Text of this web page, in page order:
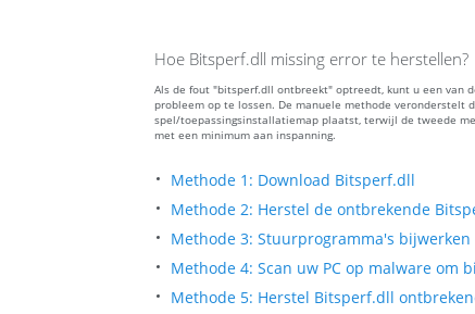
Hoe Bitsperf.dll missing error te herstellen?
Als de fout "bitsperf.dll ontbreekt" optreedt, kunt u een van
probleem op te lossen. De manuele methode
spel/toepassingsinstallatiemap plaatst, terwijl de tweede
met een minimum aan inspanning.
Methode 1: Download Bitsperf.dll
Methode 2: Herstel de ontbrekende
Methode 3: Stuurprogramma's
Methode 4: Scan uw PC op malware om
Methode 5: Herstel Bitsperf.dll